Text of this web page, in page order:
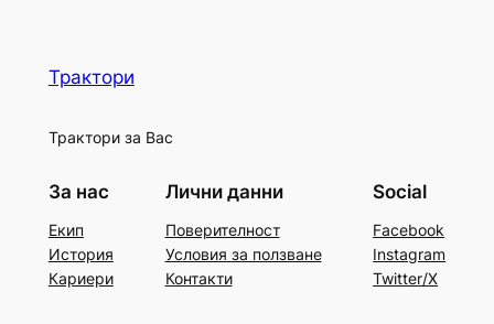
Трактори
Трактори за Вас
За нас
Екип
История
Кариери
Лични данни
Поверителност
Условия за ползване
Контакти
Social
Facebook
Instagram
Twitter/X